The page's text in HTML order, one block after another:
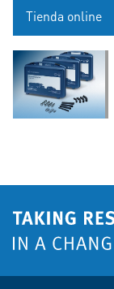
Tienda online